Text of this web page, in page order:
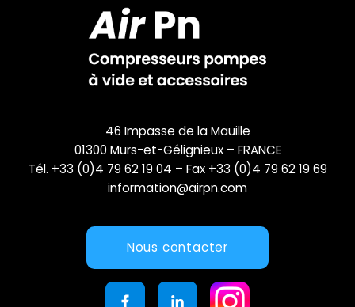
46 Impasse de la Mauille
01300 Murs-et-Gélignieux – FRANCE
Tél. +33 (0)4 79 62 19 04 – Fax +33 (0)4 79 62 19 69
information@airpn.com
Nous contacter